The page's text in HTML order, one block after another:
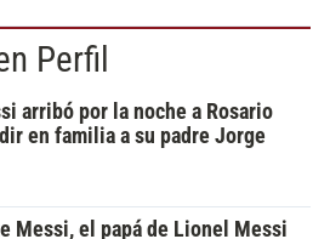
Perfil
arribó por la noche a Rosario
en familia a su padre Jorge
Messi, el papá de Lionel Messi